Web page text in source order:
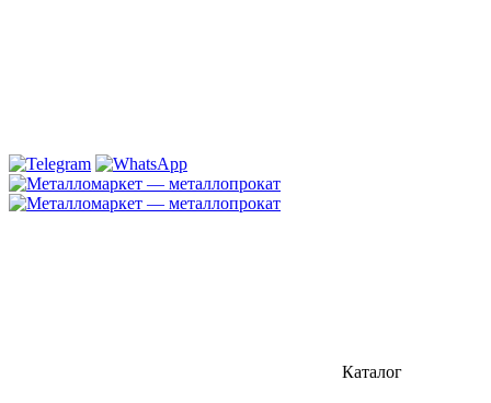
Каталог